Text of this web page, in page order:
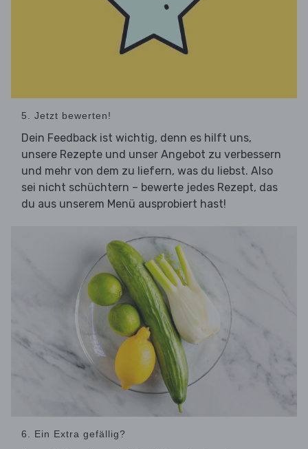
5. Jetzt bewerten!
Dein Feedback ist wichtig, denn es hilft uns,
unsere Rezepte und unser Angebot zu verbessern
und mehr von dem zu liefern, was du liebst. Also
sei nicht schüchtern – bewerte jedes Rezept, das
du aus unserem Menü ausprobiert hast!
6. Ein Extra gefällig?